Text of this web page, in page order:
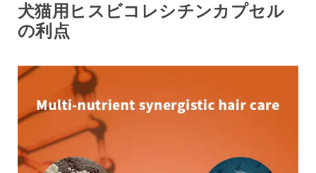
犬猫用ヒスビコレシチンカプセル
の利点